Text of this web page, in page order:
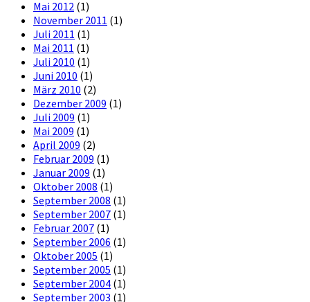
Mai 2012 (1)
November 2011 (1)
Juli 2011 (1)
Mai 2011 (1)
Juli 2010 (1)
Juni 2010 (1)
März 2010 (2)
Dezember 2009 (1)
Juli 2009 (1)
Mai 2009 (1)
April 2009 (2)
Februar 2009 (1)
Januar 2009 (1)
Oktober 2008 (1)
September 2008 (1)
September 2007 (1)
Februar 2007 (1)
September 2006 (1)
Oktober 2005 (1)
September 2005 (1)
September 2004 (1)
September 2003 (1)